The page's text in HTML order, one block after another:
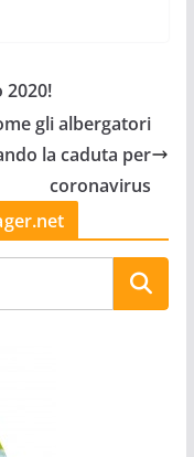
gli albergatori
la caduta per
coronavirus